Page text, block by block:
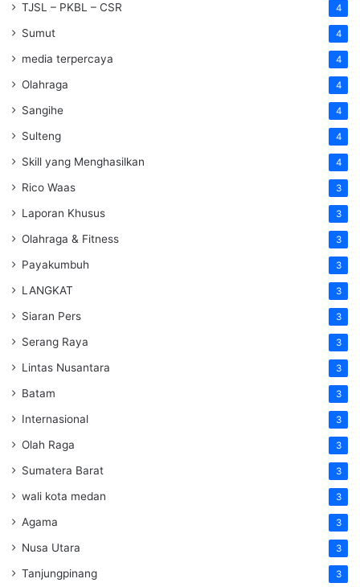
TJSL – PKBL – CSR 4
Sumut 4
media terpercaya 4
Olahraga 4
Sangihe 4
Sulteng 4
Skill yang Menghasilkan 4
Rico Waas 3
Laporan Khusus 3
Olahraga & Fitness 3
Payakumbuh 3
LANGKAT 3
Siaran Pers 3
Serang Raya 3
Lintas Nusantara 3
Batam 3
Internasional 3
Olah Raga 3
Sumatera Barat 3
wali kota medan 3
Agama 3
Nusa Utara 3
Tanjungpinang 3